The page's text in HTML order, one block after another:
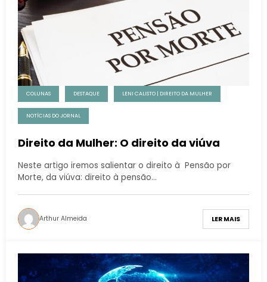
COLUNAS DESTAQUE LENI CALISTO | DIREITO DA MULHER
NOTÍCIAS DO JORNAL
Direito da Mulher: O direito da viúva
Neste artigo iremos salientar o direito à Pensão por
Morte, da viúva: direito à pensão…
Arthur Almeida LER MAIS